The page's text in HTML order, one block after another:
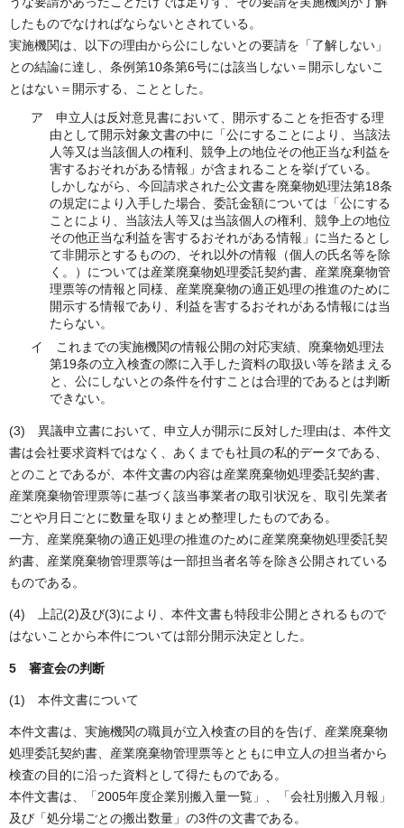
したものでなければならないとされている。
実施機関は、以下の理由から公にしないとの要請を「了解しない」
との結論に達し、条例第10条第6号には該当しない＝開示しないこ
とはない＝開示する、こととした。
ア 申立人は反対意見書において、開示することを拒否する理
由として開示対象文書の中に「公にすることにより、当該法
人等又は当該個人の権利、競争上の地位その他正当な利益を
害するおそれがある情報」が含まれることを挙げている。
しかしながら、今回請求された公文書を廃棄物処理法第18条
の規定により入手した場合、委託金額については「公にする
ことにより、当該法人等又は当該個人の権利、競争上の地位
その他正当な利益を害するおそれがある情報」に当たるとし
て非開示とするものの、それ以外の情報（個人の氏名等を除
く。）については産業廃棄物処理委託契約書、産業廃棄物管
理票等の情報と同様、産業廃棄物の適正処理の推進のために
開示する情報であり、利益を害するおそれがある情報には当
たらない。
イ これまでの実施機関の情報公開の対応実績、廃棄物処理法
第19条の立入検査の際に入手した資料の取扱い等を踏まえる
と、公にしないとの条件を付すことは合理的であるとは判断
できない。
(3) 異議申立書において、申立人が開示に反対した理由は、本件文
書は会社要求資料ではなく、あくまでも社員の私的データである、
とのことであるが、本件文書の内容は産業廃棄物処理委託契約書、
産業廃棄物管理票等に基づく該当事業者の取引状況を、取引先業者
ごとや月日ごとに数量を取りまとめ整理したものである。
一方、産業廃棄物の適正処理の推進のために産業廃棄物処理委託契
約書、産業廃棄物管理票等は一部担当者名等を除き公開されている
ものである。
(4) 上記(2)及び(3)により、本件文書も特段非公開とされるもので
はないことから本件については部分開示決定とした。
5 審査会の判断
(1) 本件文書について
本件文書は、実施機関の職員が立入検査の目的を告げ、産業廃棄物
処理委託契約書、産業廃棄物管理票等とともに申立人の担当者から
検査の目的に沿った資料として得たものである。
本件文書は、「2005年度企業別搬入量一覧」、「会社別搬入月報」
及び「処分場ごとの搬出数量」の3件の文書である。